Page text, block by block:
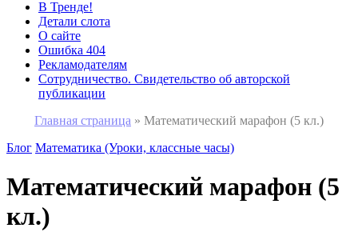
В Тренде!
Детали слота
О сайте
Ошибка 404
Рекламодателям
Сотрудничество. Свидетельство об авторской
публикации
Главная страница » Математический марафон (5 кл.)
Блог Математика (Уроки, классные часы)
Математический марафон (5
кл.)